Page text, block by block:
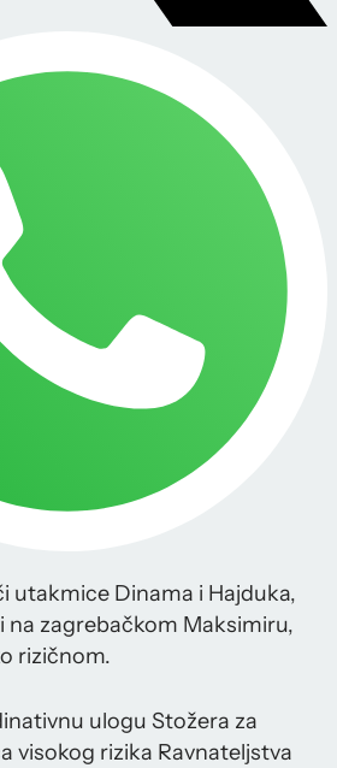
utakmice Dinama i Hajduka,
na zagrebačkom Maksimiru,
rizičnom.
ulogu Stožera za
visokog rizika Ravnateljstva